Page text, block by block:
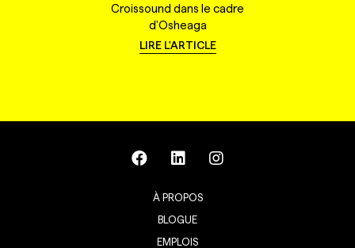
Croissound dans le cadre
d'Osheaga
LIRE L'ARTICLE
À PROPOS
BLOGUE
EMPLOIS